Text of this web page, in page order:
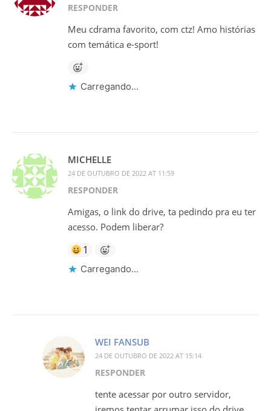
RESPONDER
Meu cdrama favorito, com ctz! Amo histórias
com temática e-sport!
Carregando...
MICHELLE
24 DE OUTUBRO DE 2022 AT 11:59
RESPONDER
Amigas, o link do drive, ta pedindo pra eu ter
acesso. Podem liberar?
1
Carregando...
WEI FANSUB
24 DE OUTUBRO DE 2022 AT 15:14
RESPONDER
tente acessar por outro servidor,